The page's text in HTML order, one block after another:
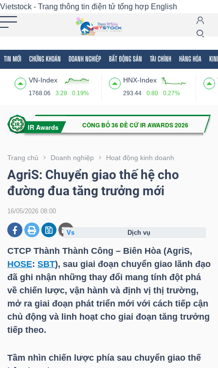
Vietstock - Trang thông tin điện tử tổng hợp English
TIN MỚI CHỨNG KHOÁN DOANH NGHIỆP BẤT ĐỘNG SẢN TÀI CHÍNH HÀNG HÓA
VN-Index
1768.06 3.28 0.19%
HNX-Index
293.44 0.80 0.27%
Trang chủ Doanh nghiệp Hoạt động kinh doanh
AgriS: Chuyển giao thế hệ cho
đường đua tăng trưởng mới
16/05/2026 08:00
CTCP Thành Thành Công – Biên Hòa (AgriS,
HOSE: SBT), sau giai đoạn chuyển giao lãnh đạo
đã ghi nhận những thay đổi mang tính đột phá
về chiến lược, vận hành và định vị thị trường,
mở ra giai đoạn phát triển mới với cách tiếp cận
chủ động và linh hoạt cho giai đoạn tăng trưởng
tiếp theo.
Tầm nhìn chiến lược phía sau chuyển giao thế
dịch vụ
Tất cả Tính năng Ngành Mã chứng khoán
Tính
(-)
VIETSTOCK
CHỨNG
DOANH
NGHIỆP